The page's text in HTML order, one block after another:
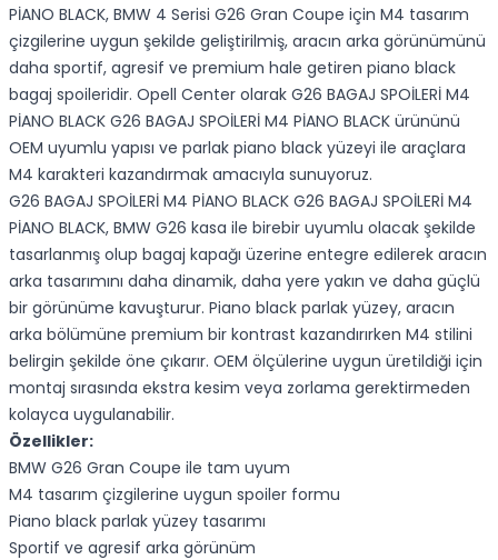
PİANO BLACK, BMW 4 Serisi G26 Gran Coupe için M4 tasarım
çizgilerine uygun şekilde geliştirilmiş, aracın arka görünümünü
daha sportif, agresif ve premium hale getiren piano black
bagaj spoileridir. Opell Center olarak G26 BAGAJ SPOİLERİ M4
PİANO BLACK G26 BAGAJ SPOİLERİ M4 PİANO BLACK ürününü
OEM uyumlu yapısı ve parlak piano black yüzeyi ile araçlara
M4 karakteri kazandırmak amacıyla sunuyoruz.
G26 BAGAJ SPOİLERİ M4 PİANO BLACK G26 BAGAJ SPOİLERİ M4
PİANO BLACK, BMW G26 kasa ile birebir uyumlu olacak şekilde
tasarlanmış olup bagaj kapağı üzerine entegre edilerek aracın
arka tasarımını daha dinamik, daha yere yakın ve daha güçlü
bir görünüme kavuşturur. Piano black parlak yüzey, aracın
arka bölümüne premium bir kontrast kazandırırken M4 stilini
belirgin şekilde öne çıkarır. OEM ölçülerine uygun üretildiği için
montaj sırasında ekstra kesim veya zorlama gerektirmeden
kolayca uygulanabilir.
Özellikler:
BMW G26 Gran Coupe ile tam uyum
M4 tasarım çizgilerine uygun spoiler formu
Piano black parlak yüzey tasarımı
Sportif ve agresif arka görünüm